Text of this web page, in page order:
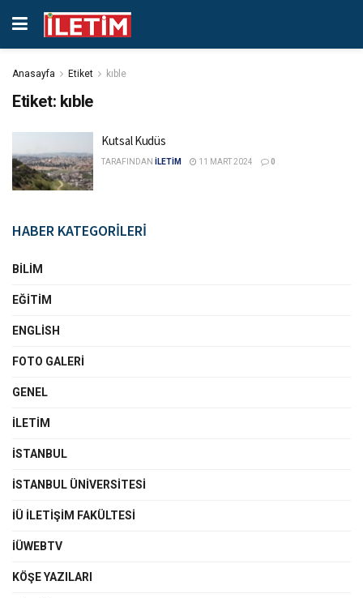
Anasayfa Etiket kıble
Etiket: kıble
Kutsal Kudüs
TARAFINDAN İLETİM 11 MART 2024 0
HABER KATEGORİLERİ
BILIM
EĞITIM
ENGLISH
FOTO GALERI
GENEL
İLETIM
İSTANBUL
İSTANBUL ÜNIVERSITESI
İÜ İLETIŞIM FAKÜLTESI
İÜWEBTV
KÖŞE YAZILARI